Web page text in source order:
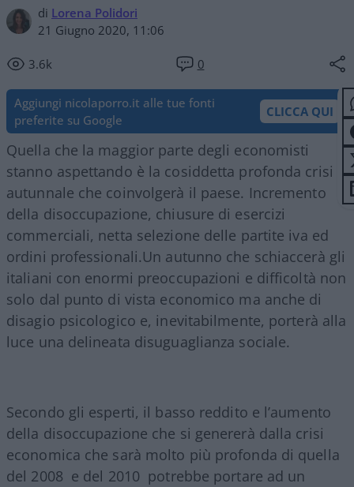
di Lorena Polidori
21 Giugno 2020, 11:06
3.6k 0
Aggiungi nicolaporro.it alle tue fonti
preferite su Google
CLICCA QUI
Quella che la maggior parte degli economisti
stanno aspettando è la cosiddetta profonda crisi
autunnale che coinvolgerà il paese. Incremento
della disoccupazione, chiusure di esercizi
commerciali, netta selezione delle partite iva ed
ordini professionali.Un autunno che schiaccerà gli
italiani con enormi preoccupazioni e difficoltà non
solo dal punto di vista economico ma anche di
disagio psicologico e, inevitabilmente, porterà alla
luce una delineata disuguaglianza sociale.
Secondo gli esperti, il basso reddito e l’aumento
della disoccupazione che si genererà dalla crisi
economica che sarà molto più profonda di quella
del 2008 e del 2010 potrebbe portare ad un